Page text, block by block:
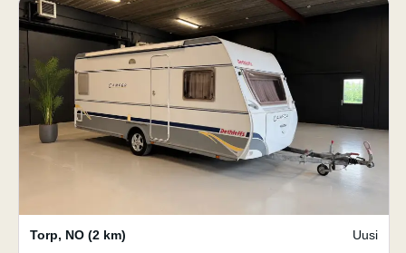
Torp, NO (2 km) Uusi